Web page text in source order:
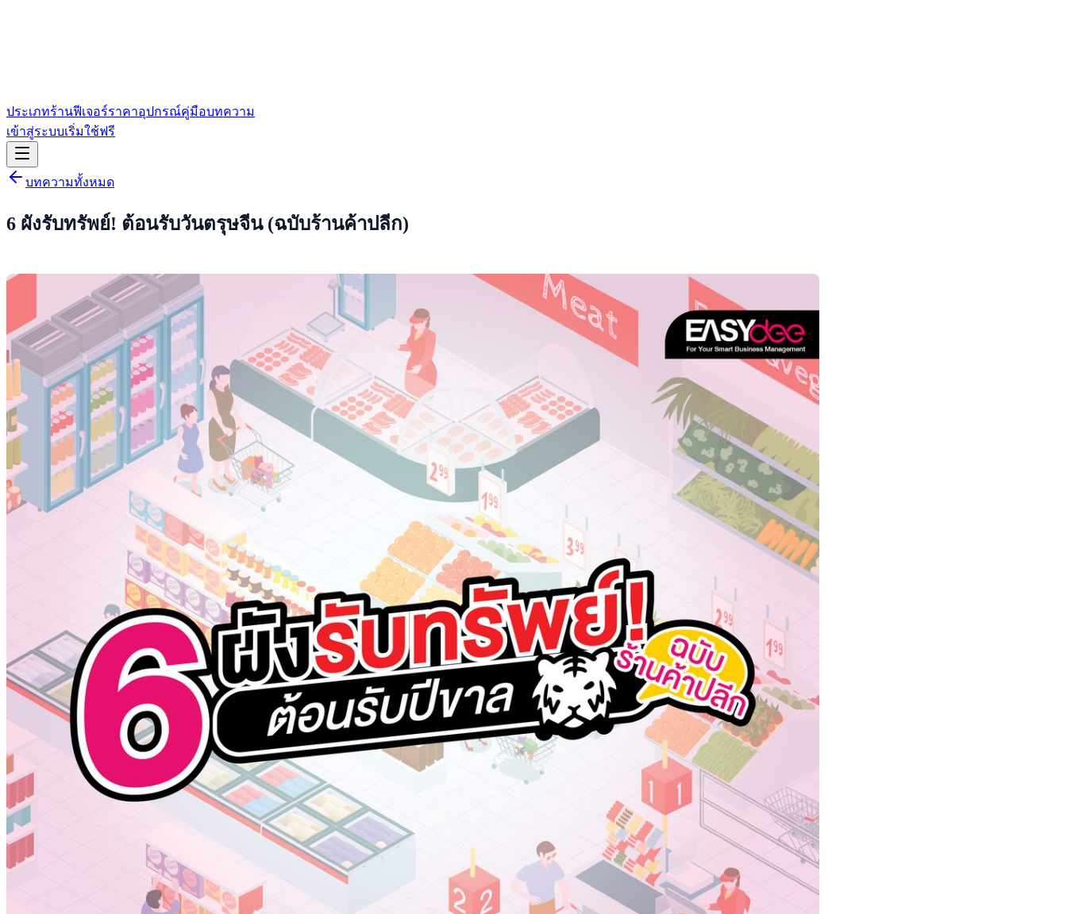
ประเภทร้านฟีเจอร์ราคาอุปกรณ์คู่มือบทความ
เข้าสู่ระบบเริ่มใช้ฟรี
บทความทั้งหมด
6 ผังรับทรัพย์! ต้อนรับวันตรุษจีน (ฉบับร้านค้าปลีก)